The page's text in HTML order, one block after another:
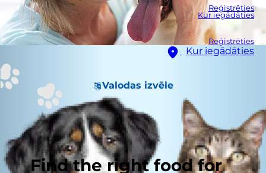
Reģistrēties
Kur iegādāties
Reģistrēties
Kur iegādāties
Valodas izvēle
Find the right food for